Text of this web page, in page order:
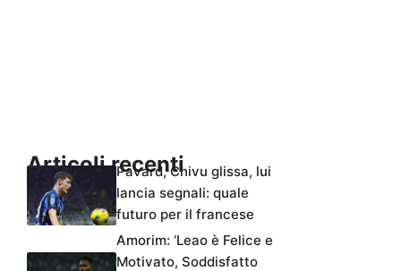
Articoli recentiPavard, Chivu glissa, lui
lancia segnali: quale
futuro per il francese
Amorim: ‘Leao è Felice e
Motivato, Soddisfatto